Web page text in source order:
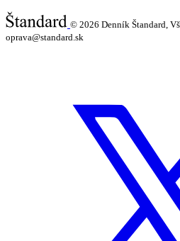
© 2026 Denník Štandard,
oprava@standard.sk